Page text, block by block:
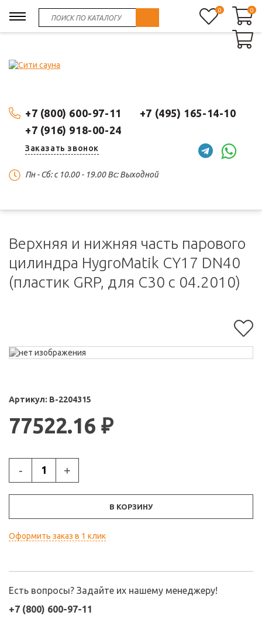
+7 (800) 600-97-11
+7 (495) 165-14-10
+7 (916) 918-00-24
Заказать звонок
Пн - Сб: c 10.00 - 19.00 Вс: Выходной
0 0
0
Верхняя и нижняя часть парового
цилиндра HygroMatik CY17 DN40
(пластик GRP, для C30 с 04.2010)
Артикул: B-2204315
77522.16 ₽
- +
В КОРЗИНУ
Оформить заказ в 1 клик
Есть вопросы? Задайте их нашему менеджеру!
+7 (800) 600-97-11